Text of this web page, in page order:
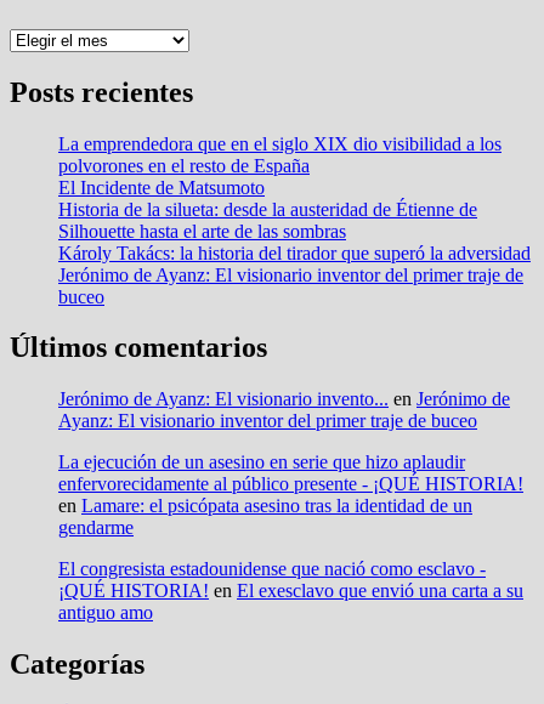
Archivos
Posts recientes
La emprendedora que en el siglo XIX dio visibilidad a los
polvorones en el resto de España
El Incidente de Matsumoto
Historia de la silueta: desde la austeridad de Étienne de
Silhouette hasta el arte de las sombras
Károly Takács: la historia del tirador que superó la adversidad
Jerónimo de Ayanz: El visionario inventor del primer traje de
buceo
Últimos comentarios
Jerónimo de Ayanz: El visionario invento... en Jerónimo de
Ayanz: El visionario inventor del primer traje de buceo
La ejecución de un asesino en serie que hizo aplaudir
enfervorecidamente al público presente - ¡QUÉ HISTORIA!
en Lamare: el psicópata asesino tras la identidad de un
gendarme
El congresista estadounidense que nació como esclavo -
¡QUÉ HISTORIA! en El exesclavo que envió una carta a su
antiguo amo
Categorías